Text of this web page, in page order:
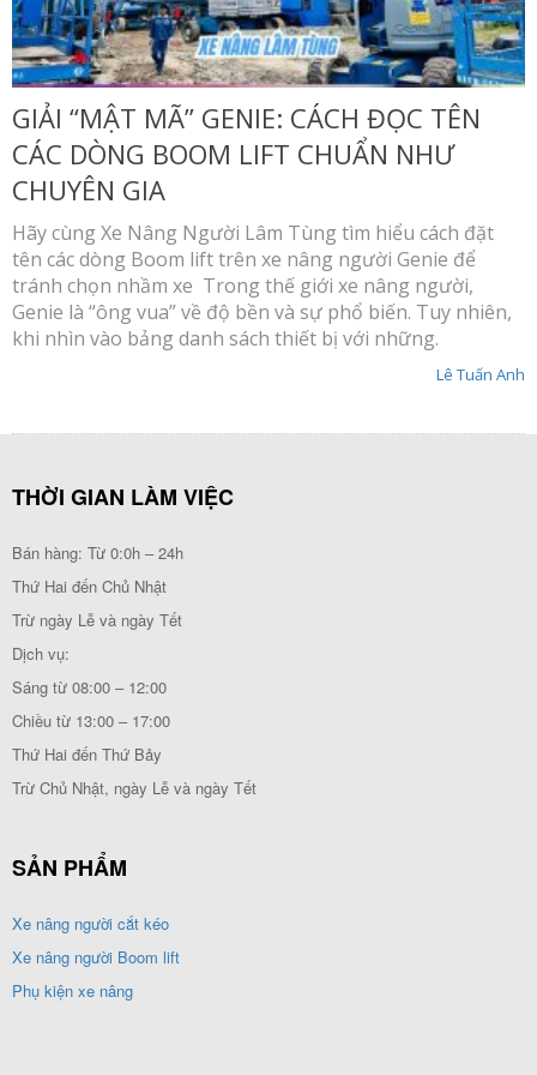
GIẢI “MẬT MÃ” GENIE: CÁCH ĐỌC TÊN
CÁC DÒNG BOOM LIFT CHUẨN NHƯ
CHUYÊN GIA
Hãy cùng Xe Nâng Người Lâm Tùng tìm hiểu cách đặt
tên các dòng Boom lift trên xe nâng người Genie để
tránh chọn nhầm xe Trong thế giới xe nâng người,
Genie là “ông vua” về độ bền và sự phổ biến. Tuy nhiên,
khi nhìn vào bảng danh sách thiết bị với những.
Lê Tuấn Anh
THỜI GIAN LÀM VIỆC
Bán hàng: Từ 0:0h – 24h
Thứ Hai đến Chủ Nhật
Trừ ngày Lễ và ngày Tết
Dịch vụ:
Sáng từ 08:00 – 12:00
Chiều từ 13:00 – 17:00
Thứ Hai đến Thứ Bảy
Trừ Chủ Nhật, ngày Lễ và ngày Tết
SẢN PHẨM
Xe nâng người cắt kéo
Xe nâng người Boom lift
Phụ kiện xe nâng